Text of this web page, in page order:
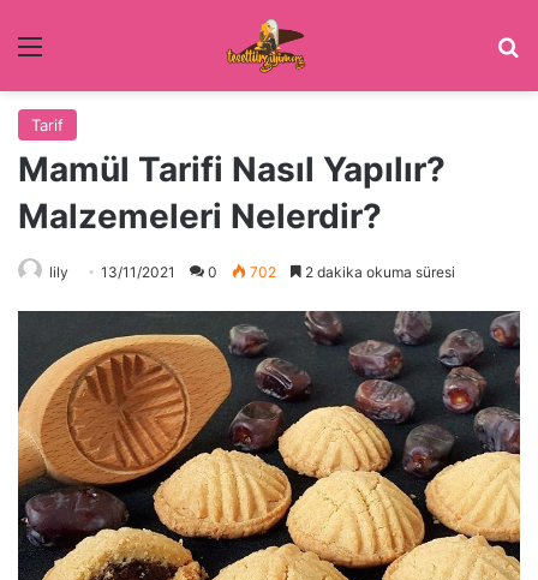
Menü
Tarif
Mamül Tarifi Nasıl Yapılır?
Malzemeleri Nelerdir?
lily 13/11/2021 0 702 2 dakika okuma süresi